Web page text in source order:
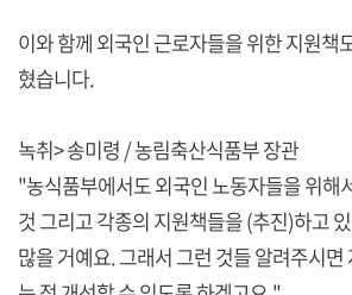
이와 함께 외국인 근로자들을 위한 지원책
혔습니다.
녹취> 송미령 / 농림축산식품부 장관
"농식품부에서도 외국인 노동자들을 위해
것 그리고 각종의 지원책들을 (추진)하고
많을 거예요. 그래서 그런 것들 알려주시면